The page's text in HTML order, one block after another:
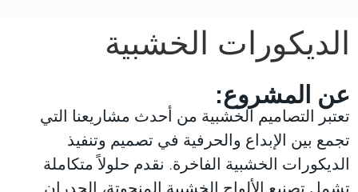
الديكورات الخشبية
عن المشروع:
تعتبر التصاميم الخشبية من أحدث مشاريعنا التي
تجمع بين الإبداع والحرفية في تصميم وتنفيذ
الديكورات الخشبية الفاخرة. نقدم حلولاً متكاملة